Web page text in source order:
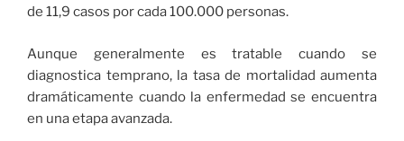
de 11,9 casos por cada 100.000 personas.
Aunque generalmente es tratable cuando se
diagnostica temprano, la tasa de mortalidad aumenta
dramáticamente cuando la enfermedad se encuentra
en una etapa avanzada.